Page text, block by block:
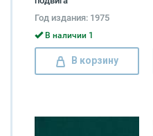
Год издания: 1975
В наличии 1
В корзину